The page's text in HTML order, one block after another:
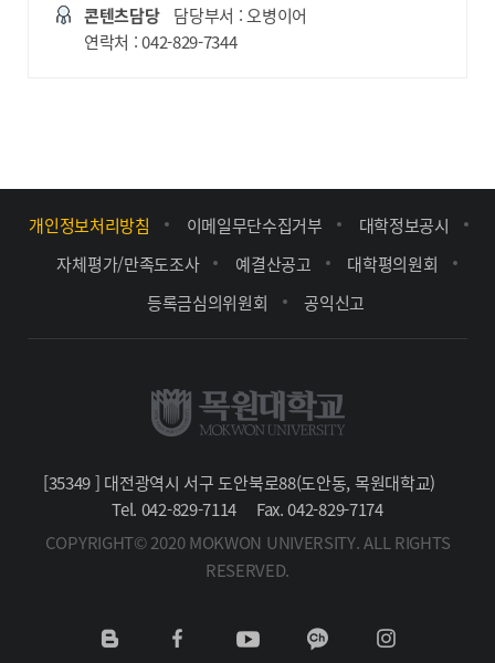
콘텐츠담당
담당부서 : 오병이어
연락처 : 042-829-7344
개인정보처리방침 이메일무단수집거부
대학정보공시
자체평가/만족도조사
예결산공고
대학평의원회
등록금심의위원회
공익신고
[35349 ] 대전광역시 서구 도안북로88(도안동, 목원대학교)
Tel. 042-829-7114
Fax. 042-829-7174
COPYRIGHT© 2020 MOKWON UNIVERSITY. ALL RIGHTS
RESERVED.